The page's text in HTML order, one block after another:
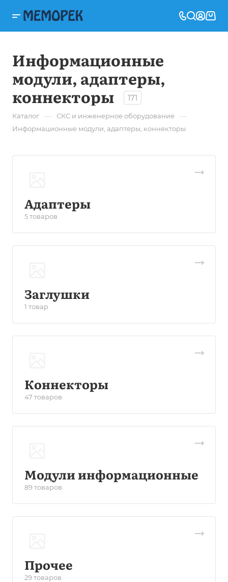
Информационные
модули, адаптеры,
коннекторы
171
Каталог — СКС и инженерное оборудование —
Информационные модули, адаптеры, коннекторы
Адаптеры
5 товаров
Заглушки
1 товар
Коннекторы
47 товаров
Модули информационные
89 товаров
Прочее
29 товаров